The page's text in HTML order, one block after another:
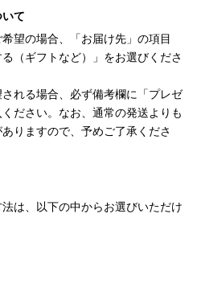
て
望の場合、「お届け先」の項目
（ギフトなど）」をお選びくださ
れる場合、必ず備考欄に「プレゼ
ださい。なお、通常の発送よりも
りますので、予めご了承くださ
は、以下の中からお選びいただけ